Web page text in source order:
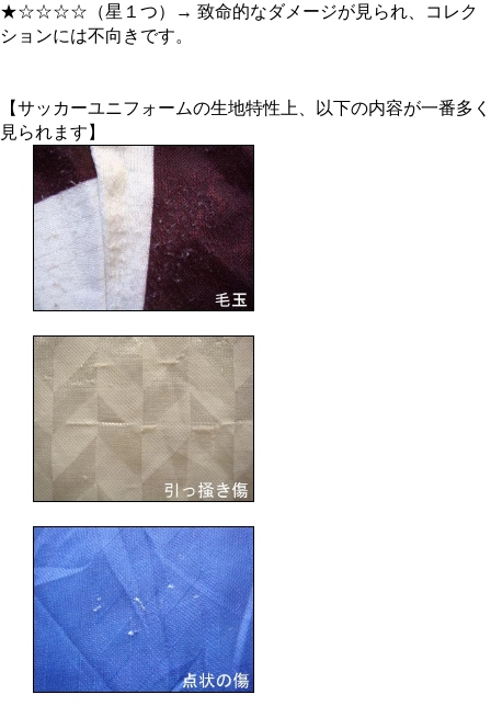
★☆☆☆☆（星１つ）→ 致命的なダメージが見られ、コレク
ションには不向きです。
【サッカーユニフォームの生地特性上、以下の内容が一番多く
見られます】